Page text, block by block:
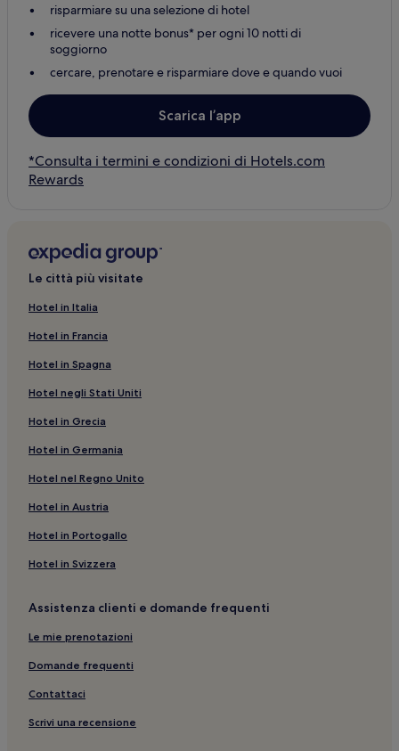
risparmiare su una selezione di hotel
ricevere una notte bonus* per ogni 10 notti di
soggiorno
cercare, prenotare e risparmiare dove e quando vuoi
Scarica l’app
*Consulta i termini e condizioni di Hotels.com
Rewards
Le città più visitate
Hotel in Italia
Hotel in Francia
Hotel in Spagna
Hotel negli Stati Uniti
Hotel in Grecia
Hotel in Germania
Hotel nel Regno Unito
Hotel in Austria
Hotel in Portogallo
Hotel in Svizzera
Assistenza clienti e domande frequenti
Le mie prenotazioni
Domande frequenti
Contattaci
Scrivi una recensione